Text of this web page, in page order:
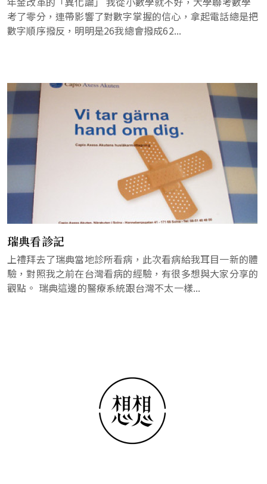
考了零分，連帶影響了對數字掌握的信心，拿起電話總是把
數字順序撥反，明明是26我總會撥成62...
瑞典看診記
上禮拜去了瑞典當地診所看病，此次看病給我耳目一新的體
驗，對照我之前在台灣看病的經驗，有很多想與大家分享的
觀點。 瑞典這邊的醫療系統跟台灣不太一樣...